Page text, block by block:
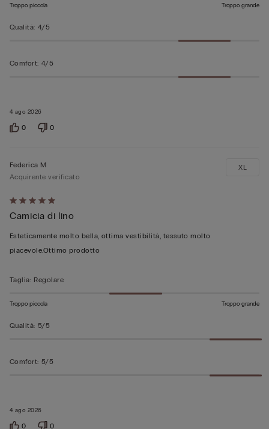
4 ago 2026
Troppo piccola Troppo grande
Qualità: 4/5
Comfort: 4/5
0 0
Valutato
5
su
5
4 ago 2026
Federica M
Acquirente verificato
Camicia di lino
Esteticamente molto bella, ottima vestibilità, tessuto molto
piacevole.Ottimo prodotto
XL
Taglia: Regolare
Troppo piccola Troppo grande
Qualità: 5/5
Comfort: 5/5
0 0